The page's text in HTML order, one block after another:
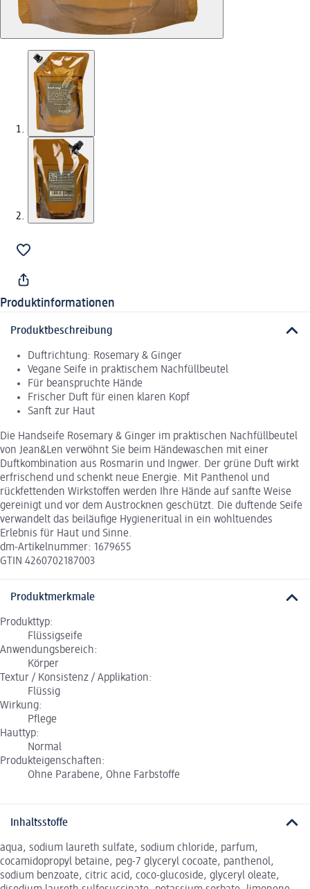
Produktinformationen
Produktbeschreibung
Duftrichtung: Rosemary & Ginger
Vegane Seife in praktischem Nachfüllbeutel
Für beanspruchte Hände
Frischer Duft für einen klaren Kopf
Sanft zur Haut
Die Handseife Rosemary & Ginger im praktischen Nachfüllbeutel
von Jean&Len verwöhnt Sie beim Händewaschen mit einer
Duftkombination aus Rosmarin und Ingwer. Der grüne Duft wirkt
erfrischend und schenkt neue Energie. Mit Panthenol und
rückfettenden Wirkstoffen werden Ihre Hände auf sanfte Weise
gereinigt und vor dem Austrocknen geschützt. Die duftende Seife
verwandelt das beiläufige Hygieneritual in ein wohltuendes
Erlebnis für Haut und Sinne.
dm-Artikelnummer: 1679655
GTIN 4260702187003
Produktmerkmale
Produkttyp:
Flüssigseife
Anwendungsbereich:
Körper
Textur / Konsistenz / Applikation:
Flüssig
Wirkung:
Pflege
Hauttyp:
Normal
Produkteigenschaften:
Ohne Parabene, Ohne Farbstoffe
Inhaltsstoffe
aqua, sodium laureth sulfate, sodium chloride, parfum,
cocamidopropyl betaine, peg-7 glyceryl cocoate, panthenol,
sodium benzoate, citric acid, coco-glucoside, glyceryl oleate,